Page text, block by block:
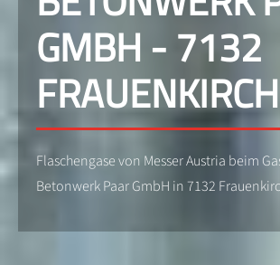
GMBH - 7132
Flaschengase von Messer Austria beim
Betonwerk Paar GmbH in 7132